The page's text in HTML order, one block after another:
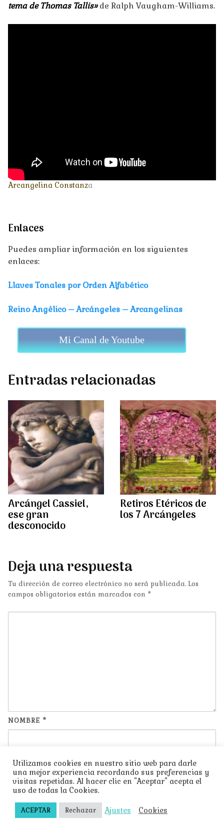
tema de Thomas Tallis»de Ralph Vaugham-Williams.
Arcangelina Constanza
Enlaces
Puedes ampliar información en los siguientes
enlaces:
Llaves Tonales por Orden Alfabético
Reino Angélico – Arcángeles – Arcangelinas
Mi Canal de Youtube
Entradas relacionadas
Arcángel Cassiel,
ese gran
desconocido
Retiros Etéricos de
los 7 Arcángeles
Deja una respuesta
Tu dirección de correo electrónico no será publicada. Los
campos obligatorios están marcados con *
NOMBRE *
CORREO ELECTRÓNICO *
Utilizamos cookies en nuestro sitio web para darle
una mejor experiencia recordando sus preferencias y
visitas repetidas. Al hacer clic en "Aceptar" acepta el
uso de todas la Cookies.
ACEPTAR Rechazar Ajustes Cookies